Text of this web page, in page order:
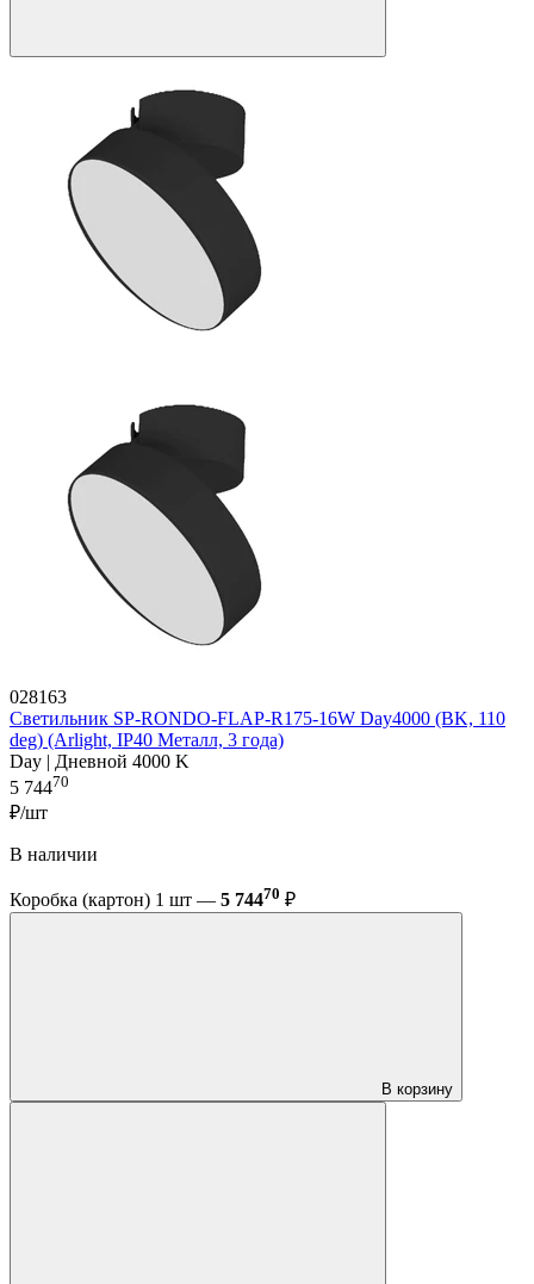
028163
Светильник SP-RONDO-FLAP-R175-16W Day4000 (BK, 110
deg) (Arlight, IP40 Металл, 3 года)
Day | Дневной 4000 K
5 74470
₽/шт
В наличии
Коробка (картон) 1 шт — 5 74470 ₽
В корзину